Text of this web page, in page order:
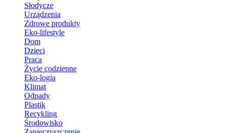
Słodycze
Urządzenia
Zdrowe produkty
Eko-lifestyle
Dom
Dzieci
Praca
Życie codzienne
Eko-logia
Klimat
Odpady
Plastik
Recykling
Środowisko